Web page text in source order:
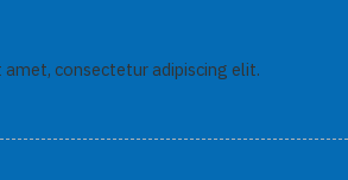
consectetur adipiscing elit.